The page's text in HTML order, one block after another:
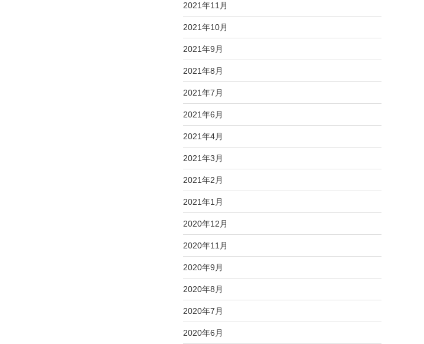
2021年11月
2021年10月
2021年9月
2021年8月
2021年7月
2021年6月
2021年4月
2021年3月
2021年2月
2021年1月
2020年12月
2020年11月
2020年9月
2020年8月
2020年7月
2020年6月